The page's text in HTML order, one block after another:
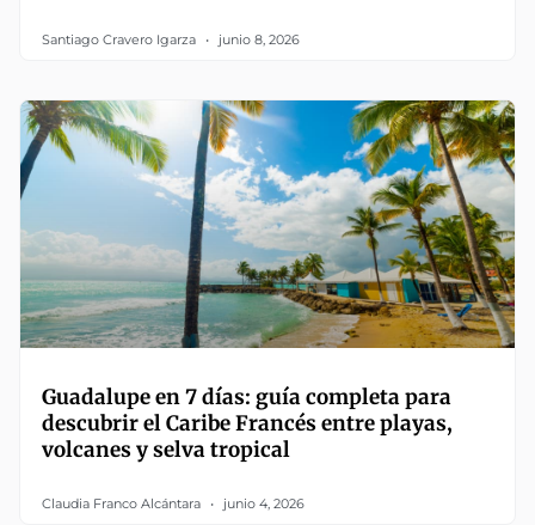
Santiago Cravero Igarza junio 8, 2026
Guadalupe en 7 días: guía completa para
descubrir el Caribe Francés entre playas,
volcanes y selva tropical
Claudia Franco Alcántara junio 4, 2026